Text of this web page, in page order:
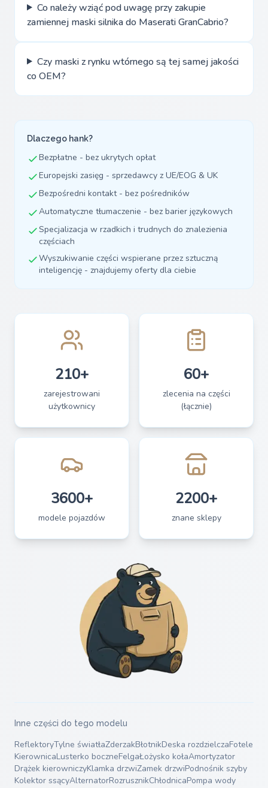
Co należy wziąć pod uwagę przy zakupie
zamiennej maski silnika do Maserati GranCabrio?
Czy maski z rynku wtórnego są tej samej jakości
co OEM?
Dlaczego hank?
Bezpłatne - bez ukrytych opłat
Europejski zasięg - sprzedawcy z UE/EOG & UK
Bezpośredni kontakt - bez pośredników
Automatyczne tłumaczenie - bez barier językowych
Specjalizacja w rzadkich i trudnych do znalezienia
częściach
Wyszukiwanie części wspierane przez sztuczną
inteligencję - znajdujemy oferty dla ciebie
210+
zarejestrowani
użytkownicy
60+
zlecenia na części
(łącznie)
3600+
modele pojazdów
2200+
znane sklepy
Inne części do tego modelu
ReflektoryTylne światłaZderzakBłotnikDeska rozdzielczaFotele
KierownicaLusterko boczneFelgaŁożysko kołaAmortyzator
Drążek kierowniczyKlamka drzwiZamek drzwiPodnośnik szyby
Kolektor ssącyAlternatorRozrusznikChłodnicaPompa wody